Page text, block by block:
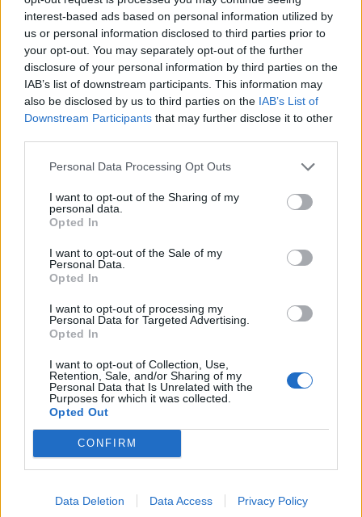
interest-based ads based on personal information utilized by
us or personal information disclosed to third parties prior to
your opt-out. You may separately opt-out of the further
disclosure of your personal information by third parties on the
IAB’s list of downstream participants. This information may
also be disclosed by us to third parties on the IAB’s List of
Downstream Participants that may further disclose it to other
Personal Data Processing Opt Outs
I want to opt-out of the Sharing of my
personal data.
Opted In
I want to opt-out of the Sale of my
Personal Data.
Opted In
I want to opt-out of processing my
Personal Data for Targeted Advertising.
Opted In
I want to opt-out of Collection, Use,
Retention, Sale, and/or Sharing of my
Personal Data that Is Unrelated with the
Purposes for which it was collected.
Opted Out
CONFIRM
Data Deletion Data Access Privacy Policy
Jos video ei näy, voit katsoa sentästä.
Katso myös: Radko Gudas sortui ääliömäiseen temppuun ja
aiheutti Saku Mäenalasen loukkaantumisen – katso video
Edellinen artikkeli
Leijonien avausmatsilla hurjat
Seuraava artikkeli
Leijonat julkisti ketjut Sveitsi-peliin –
Aleksander Barkov tekee paluun
kaukaloon
Venäläisveskari sekosi Suomen 2.
50 jäähyminuuttia